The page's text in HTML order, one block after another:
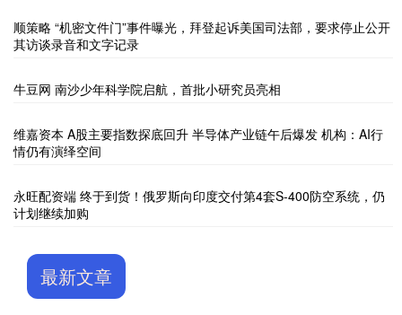
顺策略 “机密文件门”事件曝光，拜登起诉美国司法部，要求停止公开
其访谈录音和文字记录
牛豆网 南沙少年科学院启航，首批小研究员亮相
维嘉资本 A股主要指数探底回升 半导体产业链午后爆发 机构：AI行
情仍有演绎空间
永旺配资端 终于到货！俄罗斯向印度交付第4套S-400防空系统，仍
计划继续加购
最新文章